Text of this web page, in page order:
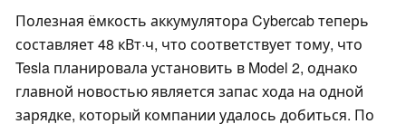
Полезная ёмкость аккумулятора Cybercab теперь
составляет 48 кВт·ч, что соответствует тому, что
Tesla планировала установить в Model 2, однако
главной новостью является запас хода на одной
зарядке, который компании удалось добиться. По